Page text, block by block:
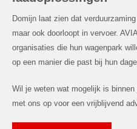
Domijn laat zien dat
maar ook doorloopt in vervoer.
organisaties die hun wagenpark
op een manier die past bij hun
Wil je weten wat mogelijk is
met ons op voor een vrijblijvend